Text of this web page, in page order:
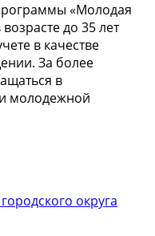
«Молодая
до 35 лет
в качестве
За более
в
молодежной
округа